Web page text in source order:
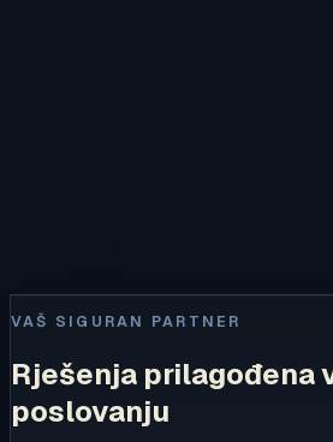
VAŠ SIGURAN PARTNER
Rješenja prilagođena
poslovanju